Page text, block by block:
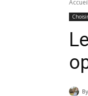
Accueil
By